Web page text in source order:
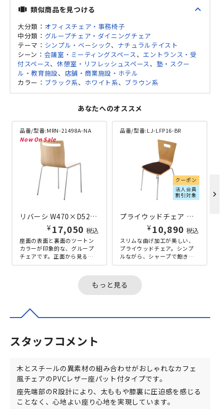
view_carousel 類似商品を見つける expand_less
大分類： オフィスチェア・事務椅子
中分類： グループチェア・ダイニングチェア
テーマ： シンプル・ベーシック、 ナチュラルテイスト
シーン： 会議室・ミーティングスペース 、 エントランス・受
付スペース、 休憩室・リフレッシュスペース 、 塾・スクー
ル・教育施設、 店舗・商業施設・ホテル
カラー： ブラック系、 ホワイト系、 ブラウン系
あなたへのオススメ
品番/型番:MRN-21498A-NA
リバーシ W470×D525×H790 ナチュラル
¥ 17,050 税込
座面の表面と裏面のツートン
カラーが印象的な、グループ
チェアです。正面から見ると
爽やかなホワイトカラーが目
品番/型番:LJ-LFP16-BR
クーポン
法人会員
割引対象
プライウッドチェア W506×D520×H817 ブラウン
¥ 10,890 税込
スリムな曲げ加工が美しい、
プライウッドチェア。シンプ
ルながら、シャープで飽きの
こないデザイン性を持つ、リ
です。木目...
chevron_right
もっと見る
スタッフコメント
木とスチールの異素材の組み合わせがおしゃれなカフェ
風チェアのPVCレザー座パット付タイプです。
座先端部のR設計により、太ももや膝裏に圧迫感を感じる
ことなく、心地よい座り心地を実現しています。